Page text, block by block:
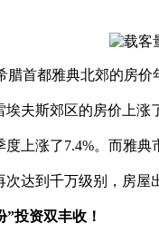
腊首都雅典北郊的房
夫斯郊区的房价上涨
上涨了7.4%。而雅典
达到千万级别，房
投资双丰收！